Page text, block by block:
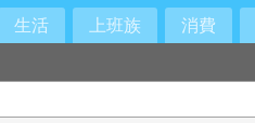
生活 上班族 消費